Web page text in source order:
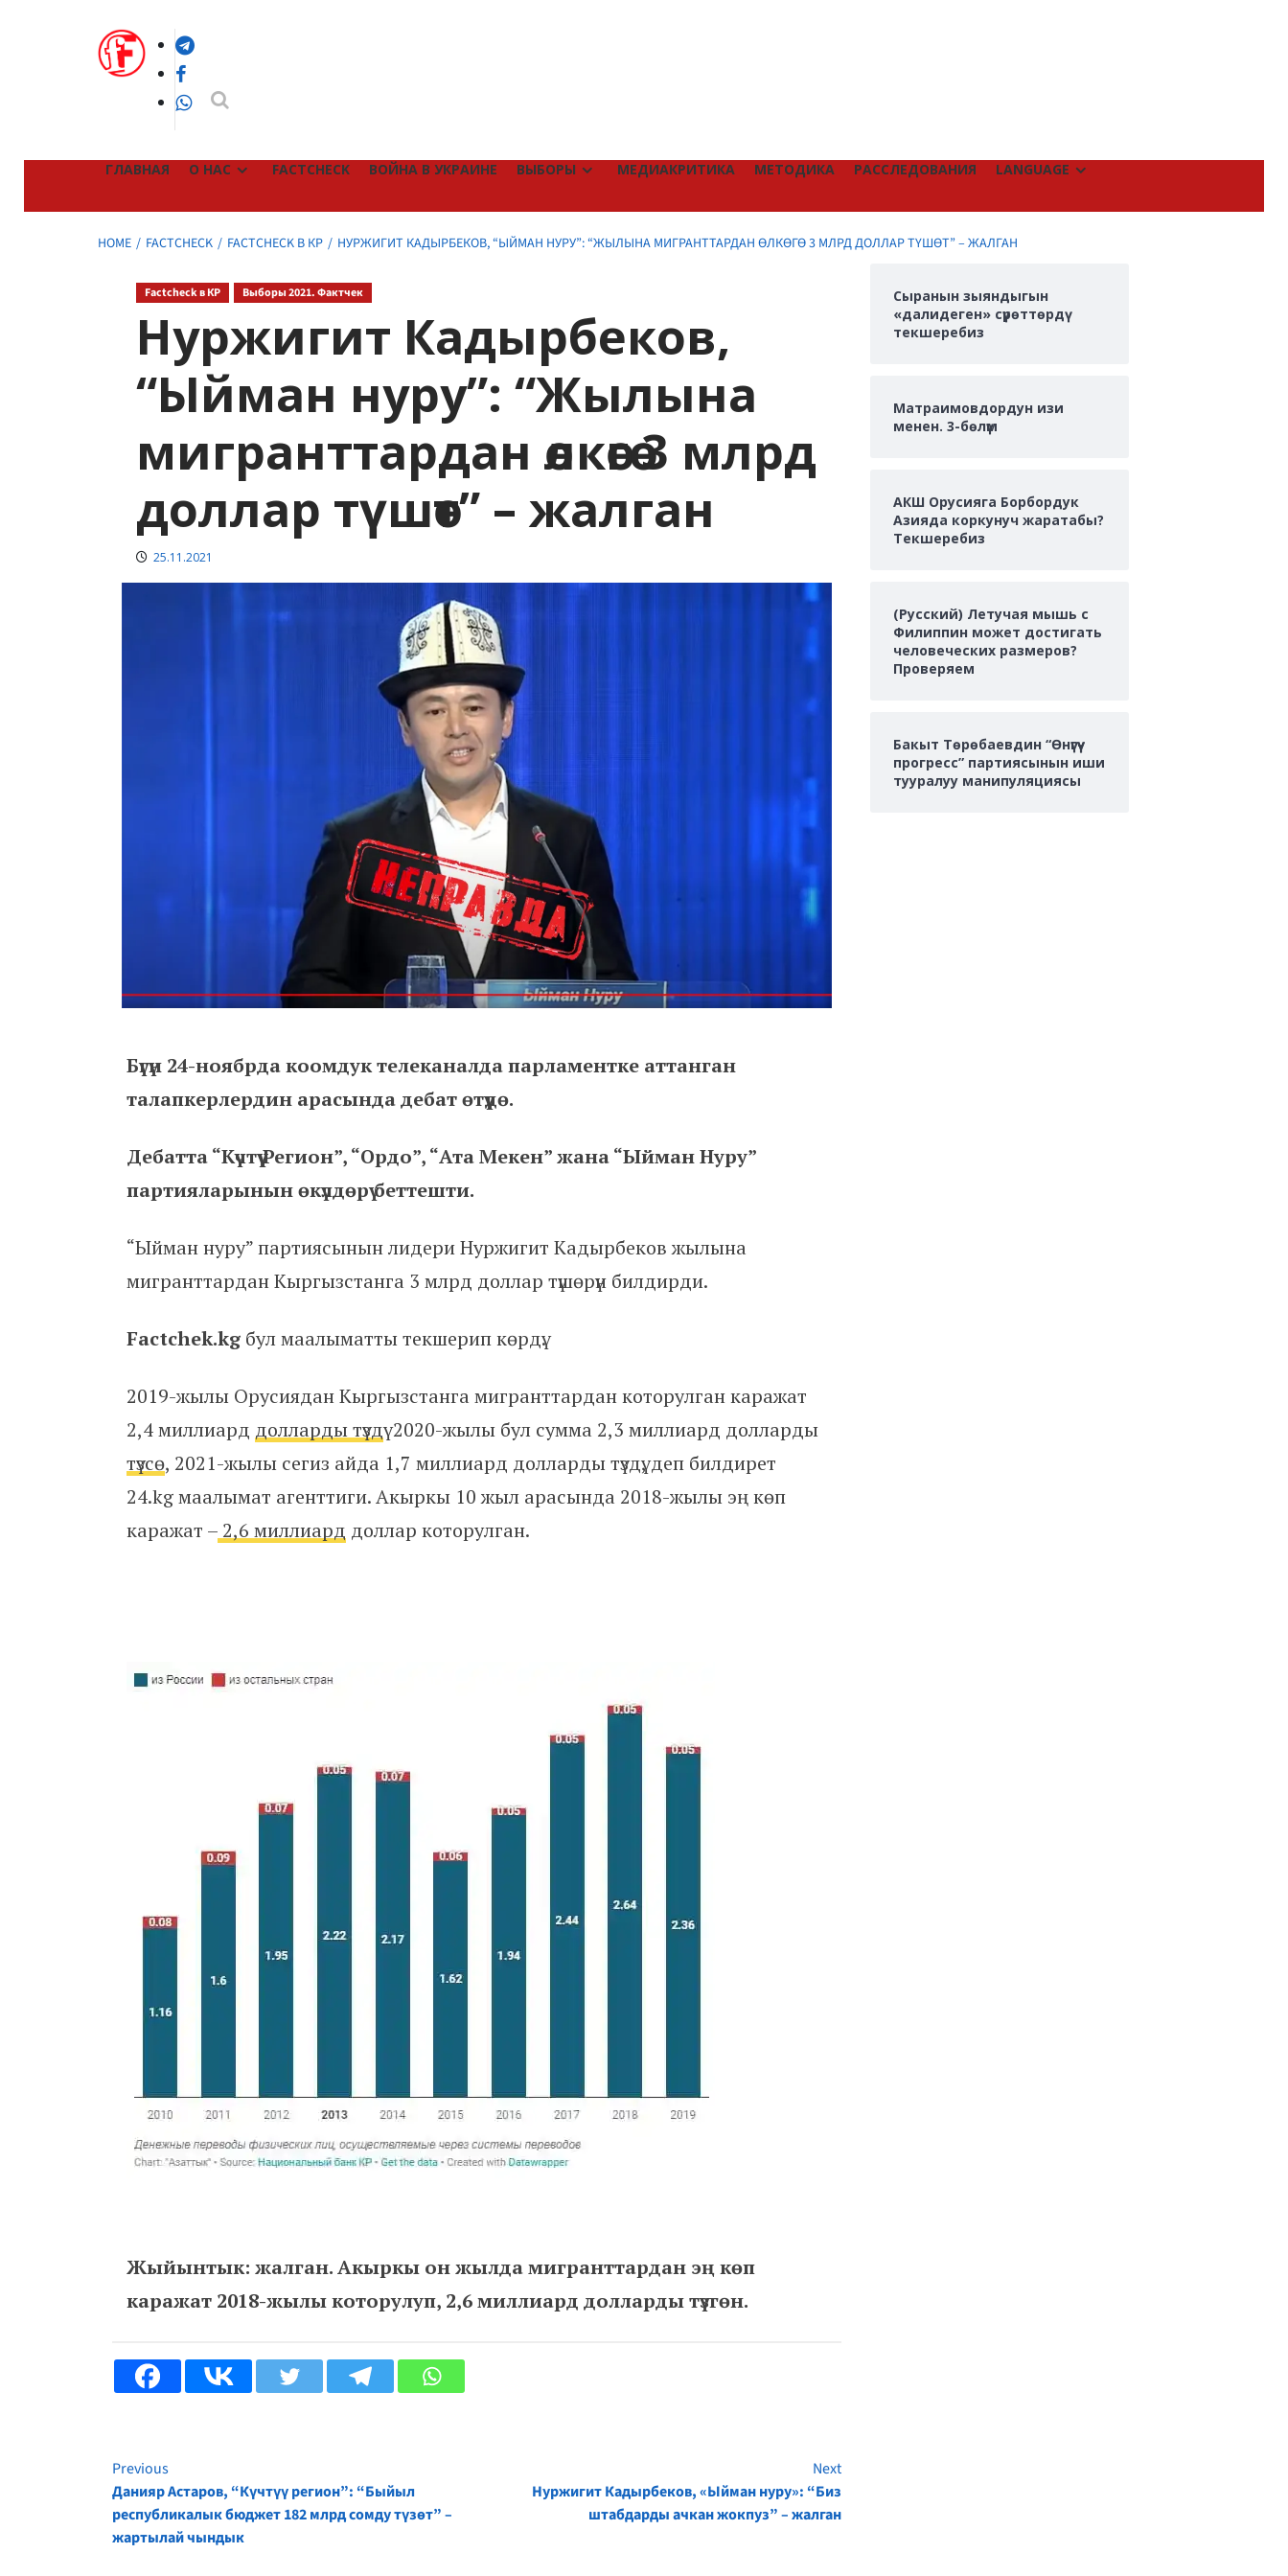
Telegram
Facebook
WhatsApp
ГЛАВНАЯ О НАС FACTCHECK ВОЙНА В УКРАИНЕ ВЫБОРЫ МЕДИАКРИТИКА МЕТОДИКА РАССЛЕДОВАНИЯ LANGUAGE
HOME FACTCHECK FACTCHECK В КР НУРЖИГИТ КАДЫРБЕКОВ, “ЫЙМАН НУРУ”: “ЖЫЛЫНА МИГРАНТТАРДАН ӨЛКӨГӨ 3 МЛРД ДОЛЛАР ТҮШӨТ” – ЖАЛГАН
Factcheck в КР Выборы 2021. Фактчек
Нуржигит Кадырбеков,
“Ыйман нуру”: “Жылына
мигранттардан өлкөгө 3 млрд
доллар түшөт” – жалган
25.11.2021
Бүгүн 24-ноябрда коомдук телеканалда парламентке аттанган
талапкерлердин арасында дебат өтүүдө.
Дебатта “Күчтүү Регион”, “Ордо”, “Ата Мекен” жана “Ыйман Нуру”
партияларынын өкүлдөрү беттешти.
“Ыйман нуру” партиясынын лидери Нуржигит Кадырбеков жылына
мигранттардан Кыргызстанга 3 млрд доллар түшөрүн билдирди.
Factchek.kg бул маалыматты текшерип көрдү.
2019-жылы Орусиядан Кыргызстанга мигранттардан которулган каражат
2,4 миллиард долларды түздү2020-жылы бул сумма 2,3 миллиард долларды
түзсө, 2021-жылы сегиз айда 1,7 миллиард долларды түздү, деп билдирет
24.kg маалымат агенттиги. Акыркы 10 жыл арасында 2018-жылы эң көп
каражат – 2,6 миллиард доллар которулган.
Жыйынтык: жалган. Акыркы он жылда мигранттардан эң көп
каражат 2018-жылы которулуп, 2,6 миллиард долларды түзгөн.
Continue
Reading
Previous
Данияр Астаров, “Күчтүү регион”: “Быйыл
республикалык бюджет 182 млрд сомду түзөт” –
жартылай чындык
Next
Нуржигит Кадырбеков, «Ыйман нуру»: “Биз
штабдарды ачкан жокпуз” – жалган
Сыранын зыяндыгын
«далидеген» сүрөттөрдү
текшеребиз
Матраимовдордун изи
менен. 3-бөлүм
АКШ Орусияга Борбордук
Азияда коркунуч жаратабы?
Текшеребиз
(Русский) Летучая мышь с
Филиппин может достигать
человеческих размеров?
Проверяем
Бакыт Төрөбаевдин “Өнүгүү-
прогресс” партиясынын иши
тууралуу манипуляциясы